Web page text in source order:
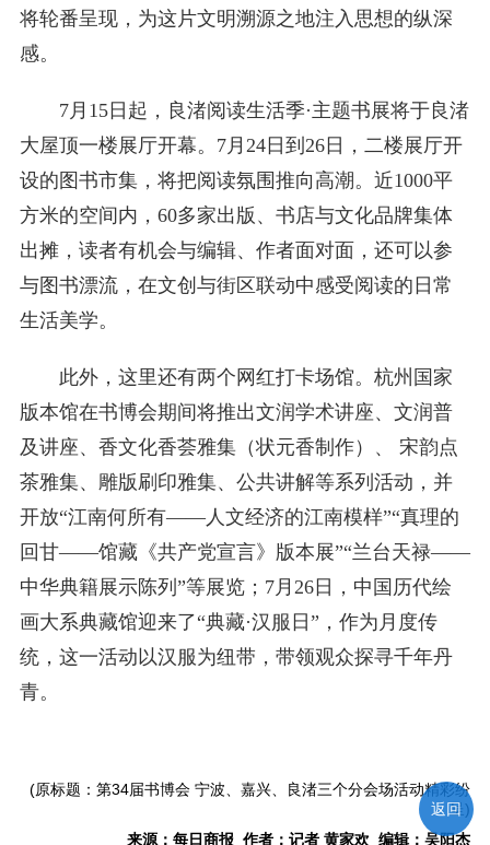
将轮番呈现，为这片文明溯源之地注入思想的纵深
感。
7月15日起，良渚阅读生活季·主题书展将于良渚
大屋顶一楼展厅开幕。7月24日到26日，二楼展厅开
设的图书市集，将把阅读氛围推向高潮。近1000平
方米的空间内，60多家出版、书店与文化品牌集体
出摊，读者有机会与编辑、作者面对面，还可以参
与图书漂流，在文创与街区联动中感受阅读的日常
生活美学。
此外，这里还有两个网红打卡场馆。杭州国家
版本馆在书博会期间将推出文润学术讲座、文润普
及讲座、香文化香荟雅集（状元香制作）、 宋韵点
茶雅集、雕版刷印雅集、公共讲解等系列活动，并
开放“江南何所有——人文经济的江南模样”“真理的
回甘——馆藏《共产党宣言》版本展”“兰台天禄——
中华典籍展示陈列”等展览；7月26日，中国历代绘
画大系典藏馆迎来了“典藏·汉服日”，作为月度传
统，这一活动以汉服为纽带，带领观众探寻千年丹
青。
(原标题：第34届书博会 宁波、嘉兴、良渚三个分会场活动精彩纷
呈)
来源：每日商报 作者：记者 黄家欢 编辑：吴阳杰
返回